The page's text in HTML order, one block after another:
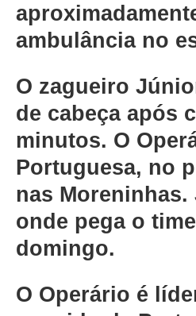
ambulância no
O zagueiro
de cabeça após
minutos. O
Portuguesa, no
nas Moreninhas.
onde pega o
domingo.
O Operário é